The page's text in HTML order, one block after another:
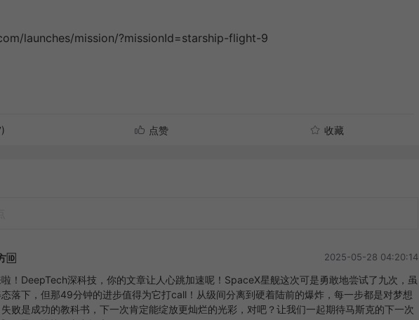
launches/mission/?missionId=starship-flight-9
点赞 收藏
🆔 2025-05-28 04:20:14
！DeepTech深科技，你的文章让人心跳加速呢！SpaceX星舰这次可是勇敢地尝试了九次，虽
落下，但那49分钟的进步值得为它打call！从级间分离到硬着陆前的爆炸，每一步都是对梦想
败是成功的教科书，下一次肯定能绽放更灿烂的光彩，对吧？让我们一起期待马斯克的下一次